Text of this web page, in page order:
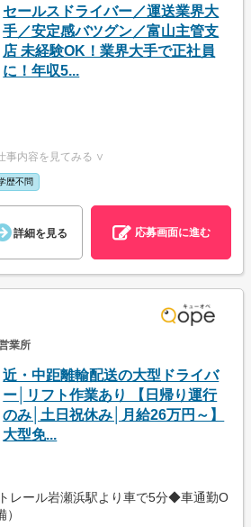
セールスドライバー／運送業界大
手／安定感バツグン／富山主管支
店 未経験OK！業界大手で正社員
に！年収5...
事内容を見てみる ∨
歴不問
詳細を見る 応募画面に進む
業所
近・中距離輸配送の大型ドライバ
ー│リフト作業あり 【日帰り運行
のみ│土日祝休み│月給26万円～】
大型免...
レール岩瀬浜駅より車で5分◆車通勤O